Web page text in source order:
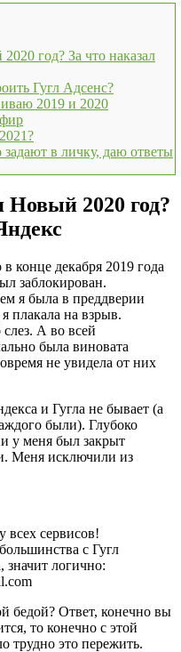
год? За что наказал
Гугл Адсенс?
2019 и 2020
в личку, даю ответы
Новый 2020 год?
конце декабря 2019 года
заблокирован.
я была в преддверии
плакала на взрыв.
А во всей
была виновата
не увидела от них
и Гугла не бывает (а
были). Глубоко
у меня был закрыт
Меня исключили из
всех сервисов!
с Гугл
значит логично:
бедой? Ответ, конечно вы
то конечно с этой
трудно это пережить.